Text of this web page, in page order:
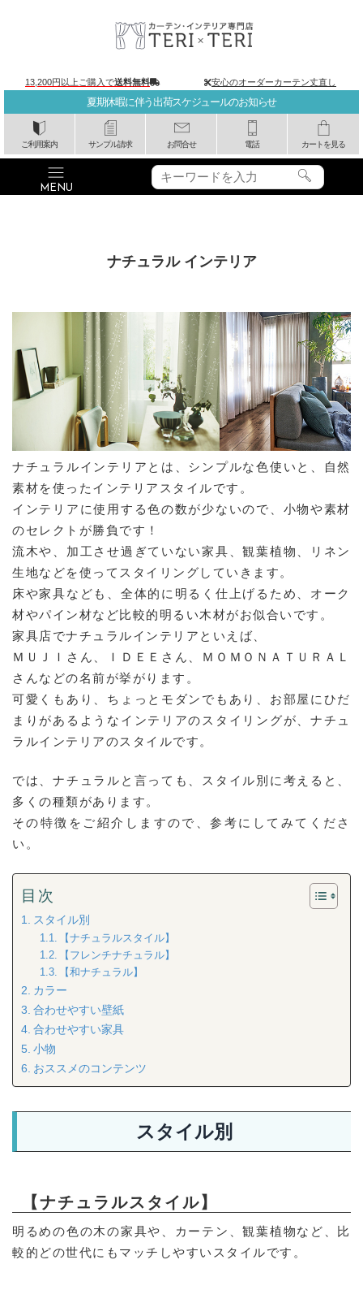
夏期休暇に伴う出荷スケジュールのお知らせ
ご利用案内 サンプル請求 お問合せ 電話 カートを見る
13,200円以上ご購入で送料無料 安心のオーダーカーテン丈直し
ナチュラル インテリア
ナチュラルインテリアとは、シンプルな色使いと、自然
素材を使ったインテリアスタイルです。
インテリアに使用する色の数が少ないので、小物や素材
のセレクトが勝負です！
流木や、加工させ過ぎていない家具、観葉植物、リネン
生地などを使ってスタイリングしていきます。
床や家具なども、全体的に明るく仕上げるため、オーク
材やパイン材など比較的明るい木材がお似合いです。
家具店でナチュラルインテリアといえば、
ＭＵＪＩさん、ＩＤＥＥさん、ＭＯＭＯＮＡＴＵＲＡＬ
さんなどの名前が挙がります。
可愛くもあり、ちょっとモダンでもあり、お部屋にひだ
まりがあるようなインテリアのスタイリングが、ナチュ
ラルインテリアのスタイルです。
では、ナチュラルと言っても、スタイル別に考えると、
多くの種類があります。
その特徴をご紹介しますので、参考にしてみてくださ
い。
目次
スタイル別
【ナチュラルスタイル】
【フレンチナチュラル】
【和ナチュラル】
カラー
合わせやすい壁紙
合わせやすい家具
小物
おススメのコンテンツ
スタイル別
【ナチュラルスタイル】
明るめの色の木の家具や、カーテン、観葉植物など、比
較的どの世代にもマッチしやすいスタイルです。